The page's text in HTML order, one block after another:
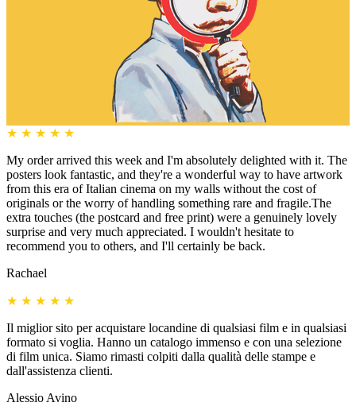
★ ★ ★ ★ ★
My order arrived this week and I'm absolutely delighted with it. The
posters look fantastic, and they're a wonderful way to have artwork
from this era of Italian cinema on my walls without the cost of
originals or the worry of handling something rare and fragile.The
extra touches (the postcard and free print) were a genuinely lovely
surprise and very much appreciated. I wouldn't hesitate to
recommend you to others, and I'll certainly be back.
Rachael
★ ★ ★ ★ ★
Il miglior sito per acquistare locandine di qualsiasi film e in qualsiasi
formato si voglia. Hanno un catalogo immenso e con una selezione
di film unica. Siamo rimasti colpiti dalla qualità delle stampe e
dall'assistenza clienti.
Alessio Avino